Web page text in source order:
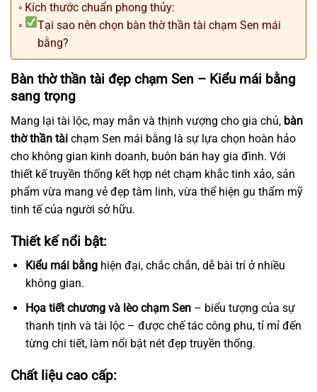
Kích thước chuẩn phong thủy:
Tại sao nên chọn bàn thờ thần tài chạm Sen mái
bằng?
Bàn thờ thần tài đẹp chạm Sen – Kiểu mái bằng
sang trọng
Mang lại tài lộc, may mắn và thịnh vượng cho gia chủ, bàn
thờ thần tài chạm Sen mái bằng là sự lựa chọn hoàn hảo
cho không gian kinh doanh, buôn bán hay gia đình. Với
thiết kế truyền thống kết hợp nét chạm khắc tinh xảo, sản
phẩm vừa mang vẻ đẹp tâm linh, vừa thể hiện gu thẩm mỹ
tinh tế của người sở hữu.
Thiết kế nổi bật:
Kiểu mái bằnghiện đại, chắc chắn, dễ bài trí ở nhiều
không gian.
Họa tiết chương và lèo chạm Sen– biểu tượng của sự
thanh tịnh và tài lộc – được chế tác công phu, tỉ mỉ đến
từng chi tiết, làm nổi bật nét đẹp truyền thống.
Chất liệu cao cấp: